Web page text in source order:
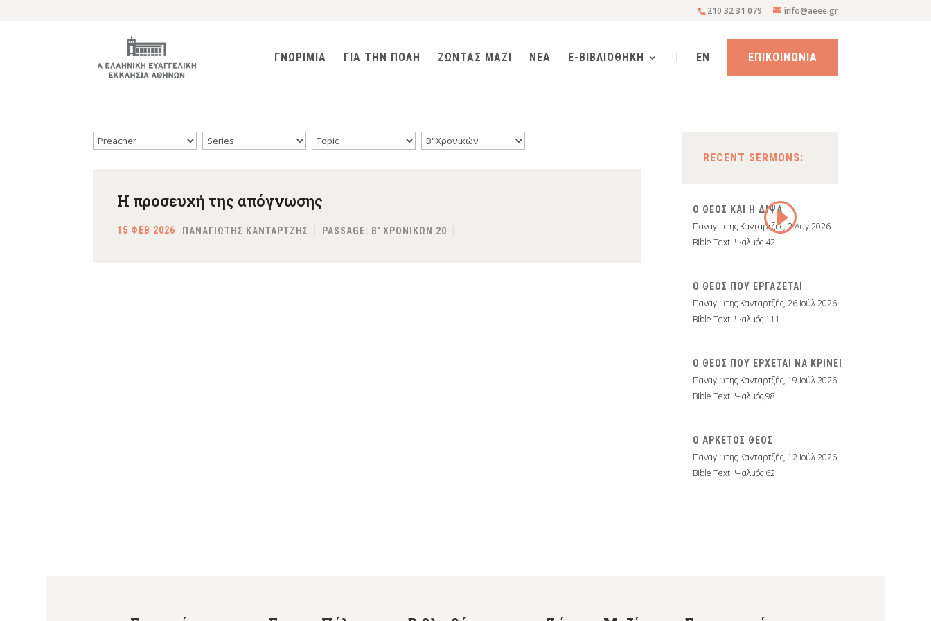
210 32 31 079 info@aeee.gr
ΓΝΩΡΙΜΙΑ ΓΙΑ ΤΗΝ ΠΟΛΗ ΖΩΝΤΑΣ ΜΑΖΙ ΝΕΑ E-ΒΙΒΛΙΟΘΗΚΗ | EN ΕΠΙΚΟΙΝΩΝΙΑ
Η προσευχή της απόγνωσης
15 ΦΕΒ 2026 ΠΑΝΑΓΙΩΤΗΣ ΚΑΝΤΑΡΤΖΗΣ PASSAGE: Β' ΧΡΟΝΙΚΩΝ 20
RECENT SERMONS:
Ο ΘΕΟΣ ΚΑΙ Η ΔΙΨΑ
Παναγιώτης Κανταρτζής,2 Αυγ 2026
Bible Text: Ψαλμός 42
Ο ΘΕΟΣ ΠΟΥ ΕΡΓΑΖΕΤΑΙ
Παναγιώτης Κανταρτζής,26 Ιούλ 2026
Bible Text: Ψαλμός 111
Ο ΘΕΟΣ ΠΟΥ ΕΡΧΕΤΑΙ ΝΑ ΚΡΙΝΕΙ
Παναγιώτης Κανταρτζής, 19 Ιούλ 2026
Bible Text: Ψαλμός 98
Ο ΑΡΚΕΤΟΣ ΘΕΟΣ
Παναγιώτης Κανταρτζής, 12 Ιούλ 2026
Bible Text: Ψαλμός 62